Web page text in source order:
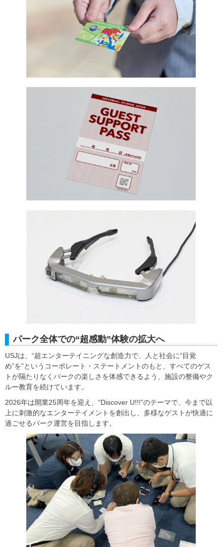
パーク全体での“超感動”体験の拡大へ
USJは、“超エンターテイニングな創造力で、人と社会に“目覚
め”を”というコーポレート・ステートメントのもと、すべてのゲス
トが隔たりなくパークの楽しさを体感できるよう、施設の整備やク
ルー教育を続けています。
2026年は開業25周年を迎え、“Discover U!!!”のテーマで、今まで以
上に刺激的なエンターテイメントを創出し、多様なゲストが快適に
過ごせるパーク運営を目指します。